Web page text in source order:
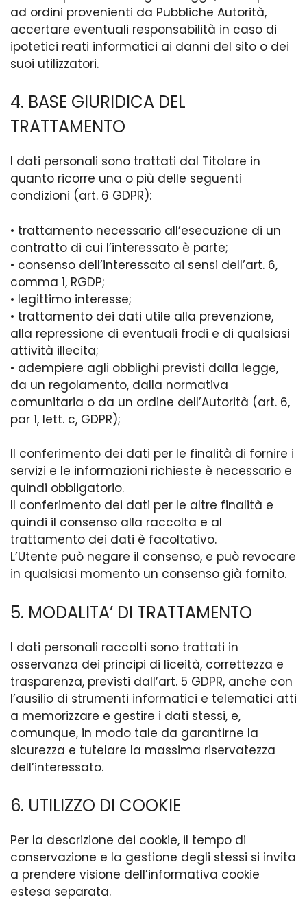
ad ordini provenienti da Pubbliche Autorità,
accertare eventuali responsabilità in caso di
ipotetici reati informatici ai danni del sito o dei
suoi utilizzatori.
4. BASE GIURIDICA DEL
TRATTAMENTO
I dati personali sono trattati dal Titolare in
quanto ricorre una o più delle seguenti
condizioni (art. 6 GDPR):
• trattamento necessario all’esecuzione di un
contratto di cui l’interessato è parte;
• consenso dell’interessato ai sensi dell’art. 6,
comma 1, RGDP;
• legittimo interesse;
• trattamento dei dati utile alla prevenzione,
alla repressione di eventuali frodi e di qualsiasi
attività illecita;
• adempiere agli obblighi previsti dalla legge,
da un regolamento, dalla normativa
comunitaria o da un ordine dell’Autorità (art. 6,
par 1, lett. c, GDPR);
Il conferimento dei dati per le finalità di fornire i
servizi e le informazioni richieste è necessario e
quindi obbligatorio.
Il conferimento dei dati per le altre finalità e
quindi il consenso alla raccolta e al
trattamento dei dati è facoltativo.
L’Utente può negare il consenso, e può revocare
in qualsiasi momento un consenso già fornito.
5. MODALITA’ DI TRATTAMENTO
I dati personali raccolti sono trattati in
osservanza dei principi di liceità, correttezza e
trasparenza, previsti dall’art. 5 GDPR, anche con
l’ausilio di strumenti informatici e telematici atti
a memorizzare e gestire i dati stessi, e,
comunque, in modo tale da garantirne la
sicurezza e tutelare la massima riservatezza
dell’interessato.
6. UTILIZZO DI COOKIE
Per la descrizione dei cookie, il tempo di
conservazione e la gestione degli stessi si invita
a prendere visione dell’informativa cookie
estesa separata.